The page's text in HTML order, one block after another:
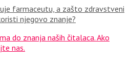
farmaceutu, a zašto zdravstveni
njegovo znanje?